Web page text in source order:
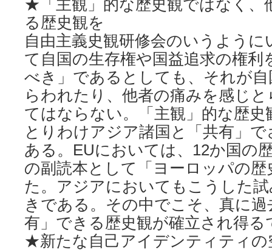
★「主観」的な歴史観ではなく、
る歴史観を
自由主義史観研修会のいうよう
て自国の生存権や国益追求の権
べき」であるとしても、それが
らわれたり、他者の痛みを感じ
てはならない。「主観」的な歴史
とりわけアジア諸国と「共有」
ある。EUにおいては、12か国の
の副読本として「ヨーロッパの
た。アジアにおいてもこうした
きである。その中でこそ、真に
有」できる歴史観が確立され得る
★新たな自己アイデンティティの